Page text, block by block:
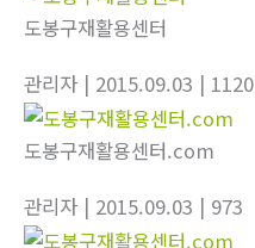
도봉구재활용센터
관리자 | 2015.09.03 | 1120
도봉구재활용센터.com
관리자 | 2015.09.03 | 973